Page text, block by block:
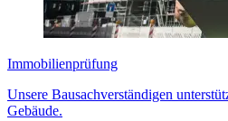
Immobilienprüfung
Unsere Bausachverständigen
Gebäude.